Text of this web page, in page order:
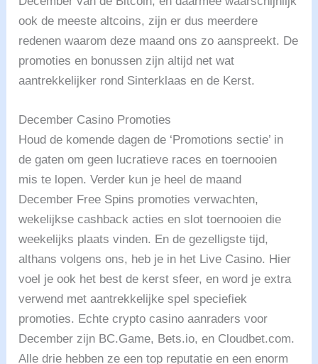
ook de meeste altcoins, zijn er dus meerdere
redenen waarom deze maand ons zo aanspreekt. De
promoties en bonussen zijn altijd net wat
aantrekkelijker rond Sinterklaas en de Kerst.
December Casino Promoties
Houd de komende dagen de ‘Promotions sectie’ in
de gaten om geen lucratieve races en toernooien
mis te lopen. Verder kun je heel de maand
December Free Spins promoties verwachten,
wekelijkse cashback acties en slot toernooien die
weekelijks plaats vinden. En de gezelligste tijd,
althans volgens ons, heb je in het Live Casino. Hier
voel je ook het best de kerst sfeer, en word je extra
verwend met aantrekkelijke spel speciefiek
promoties. Echte crypto casino aanraders voor
December zijn BC.Game, Bets.io, en Cloudbet.com.
Alle drie hebben ze een top reputatie en een enorm